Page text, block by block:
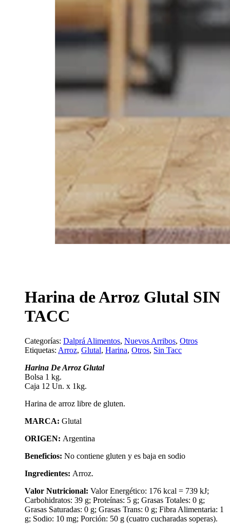
Harina de Arroz Glutal SIN
TACC
Categorías: Dalprá Alimentos, Nuevos Arribos, Otros
Etiquetas: Arroz, Glutal, Harina, Otros, Sin Tacc
Harina De Arroz Glutal
Bolsa 1 kg.
Caja 12 Un. x 1kg.
Harina de arroz libre de gluten.
MARCA: Glutal
ORIGEN: Argentina
Beneficios: No contiene gluten y es baja en sodio
Ingredientes: Arroz.
Valor Nutricional: Valor Energético: 176 kcal = 739 kJ;
Carbohidratos: 39 g; Proteínas: 5 g; Grasas Totales: 0 g;
Grasas Saturadas: 0 g; Grasas Trans: 0 g; Fibra Alimentaria: 1
g; Sodio: 10 mg; Porción: 50 g (cuatro cucharadas soperas).